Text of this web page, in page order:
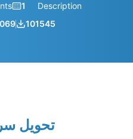
Description
1
101545
تحويل